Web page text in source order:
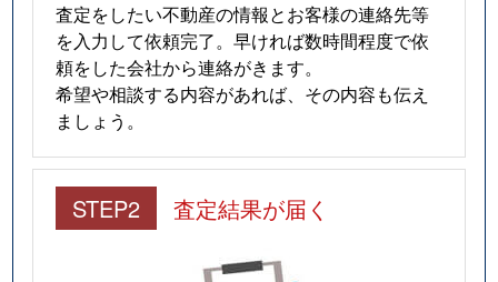
査定をしたい不動産の情報とお客様の連絡先等
を入力して依頼完了。早ければ数時間程度で依
頼をした会社から連絡がきます。
希望や相談する内容があれば、その内容も伝え
ましょう。
STEP2 査定結果が届く